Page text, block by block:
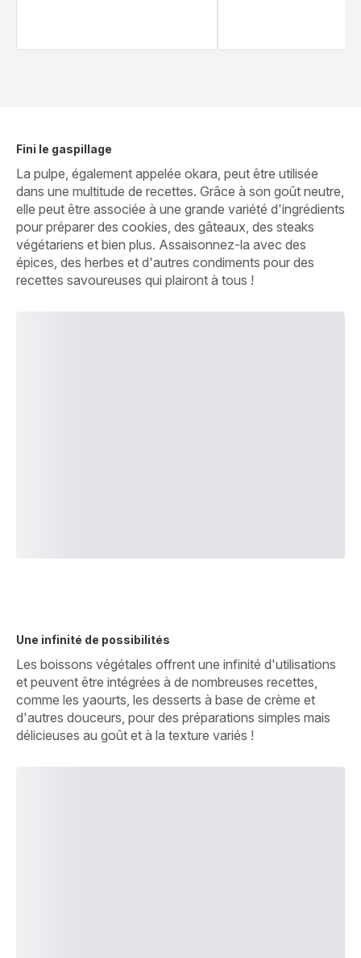
Fini le gaspillage
La pulpe, également appelée okara, peut être utilisée
dans une multitude de recettes. Grâce à son goût neutre,
elle peut être associée à une grande variété d'ingrédients
pour préparer des cookies, des gâteaux, des steaks
végétariens et bien plus. Assaisonnez-la avec des
épices, des herbes et d'autres condiments pour des
recettes savoureuses qui plairont à tous !
Une infinité de possibilités
Les boissons végétales offrent une infinité d'utilisations
et peuvent être intégrées à de nombreuses recettes,
comme les yaourts, les desserts à base de crème et
d'autres douceurs, pour des préparations simples mais
délicieuses au goût et à la texture variés !